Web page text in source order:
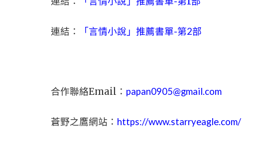
連結： 「言情小說」推薦書單-第2部
合作聯絡Email： papan0905@gmail.com
蒼野之鷹網站： https://www.starryeagle.com/